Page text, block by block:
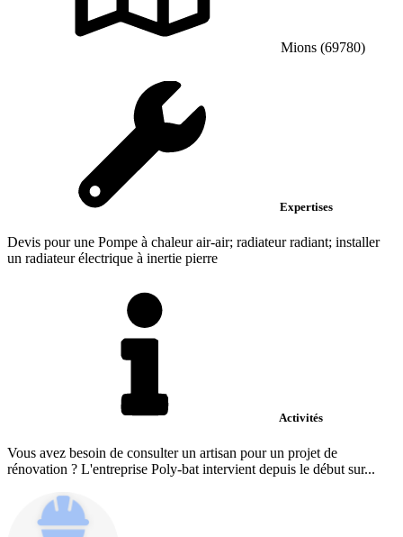
Mions (69780)
Expertises
Devis pour une Pompe à chaleur air-air; radiateur radiant; installer
un radiateur électrique à inertie pierre
Activités
Vous avez besoin de consulter un artisan pour un projet de
rénovation ? L'entreprise Poly-bat intervient depuis le début sur...